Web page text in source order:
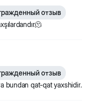
отзыв
отзыв
bundan qat-qat yaxshidir.